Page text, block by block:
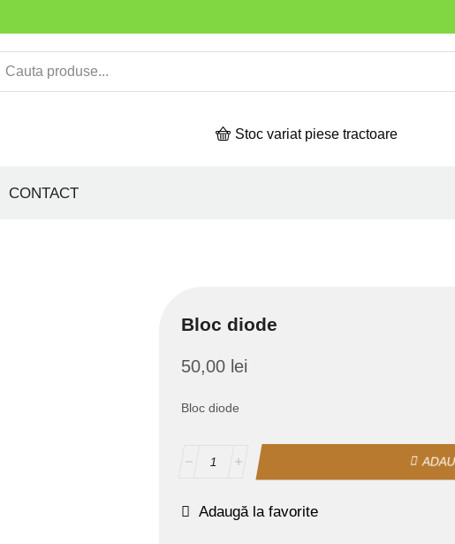
Stoc variat piese tractoare
CONTACT
Bloc diode
50,00 lei
Bloc diode
Adaugă la favorite